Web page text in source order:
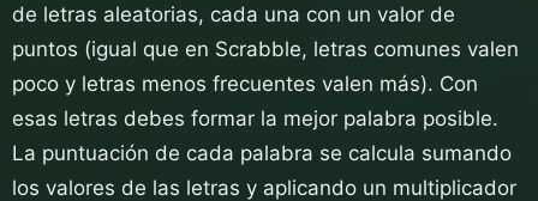
de letras aleatorias, cada una con un valor de
puntos (igual que en Scrabble, letras comunes valen
poco y letras menos frecuentes valen más). Con
esas letras debes formar la mejor palabra posible.
La puntuación de cada palabra se calcula sumando
los valores de las letras y aplicando un multiplicador